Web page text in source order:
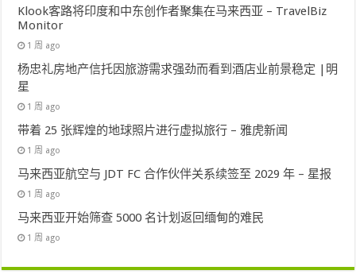
Klook客路将印度和中东创作者聚集在马来西亚 – TravelBiz
Monitor
1 周 ago
杨忠礼房地产信托因旅游需求强劲而看到酒店业前景稳定 |明
星
1 周 ago
带着 25 张辉煌的地球照片进行虚拟旅行 – 雅虎新闻
1 周 ago
马来西亚航空与 JDT FC 合作伙伴关系续签至 2029 年 – 星报
1 周 ago
马来西亚开始筛查 5000 名计划返回缅甸的难民
1 周 ago